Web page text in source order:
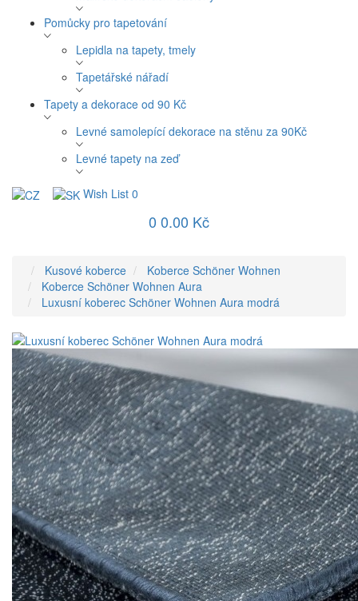
Pomůcky pro tapetování
Lepidla na tapety, tmely
Tapetářské nářadí
Tapety a dekorace od 90 Kč
Levné samolepící dekorace na stěnu za 90Kč
Levné tapety na zeď
Wish List 0
0 0.00 Kč
Kusové koberce
Koberce Schöner Wohnen
Koberce Schöner Wohnen Aura
Luxusní koberec Schöner Wohnen Aura modrá